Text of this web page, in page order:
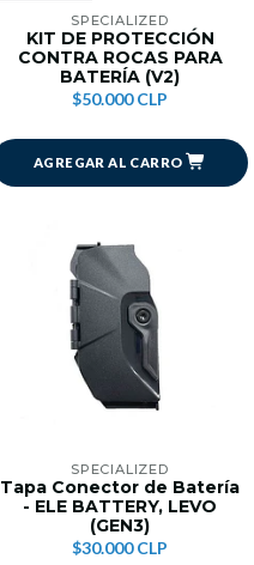
SPECIALIZED
KIT DE PROTECCIÓN
CONTRA ROCAS PARA
BATERÍA (V2)
$50.000 CLP
AGREGAR AL CARRO
SPECIALIZED
Tapa Conector de Batería
- ELE BATTERY, LEVO
(GEN3)
$30.000 CLP